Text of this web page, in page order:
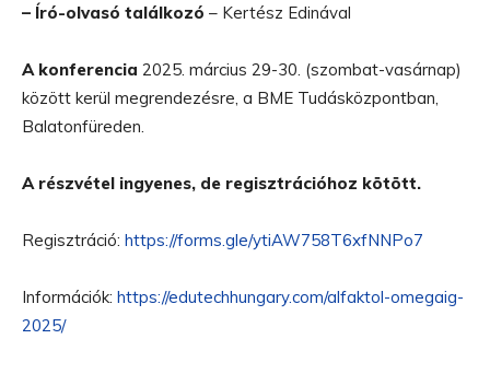
– Író-olvasó találkozó – Kertész Edinával
A konferencia 2025. március 29-30. (szombat-vasárnap)
között kerül megrendezésre, a BME Tudásközpontban,
Balatonfüreden.
A részvétel ingyenes, de regisztrációhoz kötött.
Regisztráció: https://forms.gle/ytiAW758T6xfNNPo7
Információk: https://edutechhungary.com/alfaktol-omegaig-
2025/